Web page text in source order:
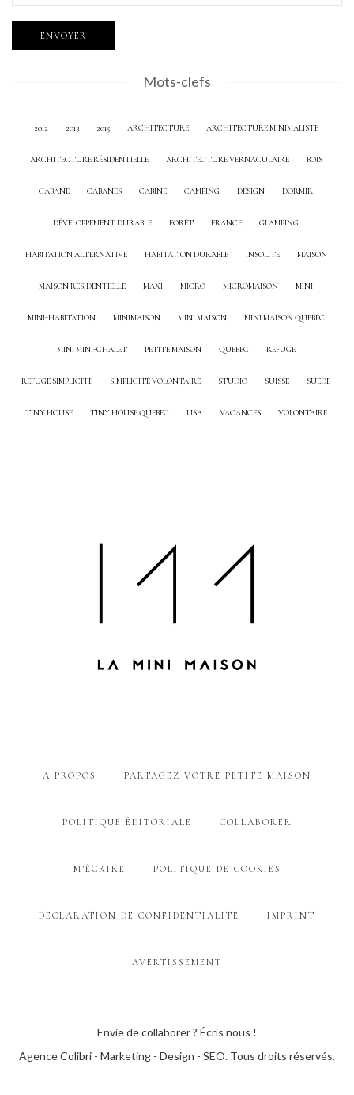
Mots-clefs
2012 2013 2015 ARCHITECTURE ARCHITECTURE MINIMALISTE
ARCHITECTURE RÉSIDENTIELLE ARCHITECTURE VERNACULAIRE BOIS
CABANE CABANES CABINE CAMPING DESIGN DORMIR
DÉVELOPPEMENT DURABLE FORÊT FRANCE GLAMPING
HABITATION ALTERNATIVE HABITATION DURABLE INSOLITE MAISON
MAISON RÉSIDENTIELLE MAXI MICRO MICROMAISON MINI
MINI-HABITATION MINIMAISON MINI MAISON MINI MAISON QUEBEC
MINI MINI-CHALET PETITE MAISON QUEBEC REFUGE
REFUGE SIMPLICITÉ SIMPLICITÉ VOLONTAIRE STUDIO SUISSE SUÈDE
TINY HOUSE TINY HOUSE QUEBEC USA VACANCES VOLONTAIRE
À PROPOS PARTAGEZ VOTRE PETITE MAISON
POLITIQUE ÉDITORIALE COLLABORER
M’ÉCRIRE POLITIQUE DE COOKIES
DÉCLARATION DE CONFIDENTIALITÉ IMPRINT
AVERTISSEMENT
Envie de collaborer ? Écris nous !
Agence Colibri - Marketing - Design - SEO. Tous droits réservés.